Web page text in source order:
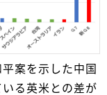
案を示した中国
る英米との差が